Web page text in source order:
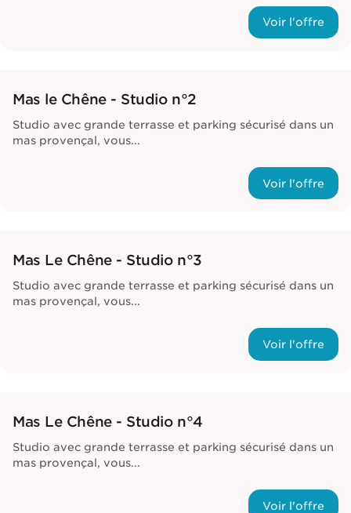
Voir l'offre
Mas le Chêne - Studio n°2
Studio avec grande terrasse et parking sécurisé dans un
mas provençal, vous...
Voir l'offre
Mas Le Chêne - Studio n°3
Studio avec grande terrasse et parking sécurisé dans un
mas provençal, vous...
Voir l'offre
Mas Le Chêne - Studio n°4
Studio avec grande terrasse et parking sécurisé dans un
mas provençal, vous...
Voir l'offre